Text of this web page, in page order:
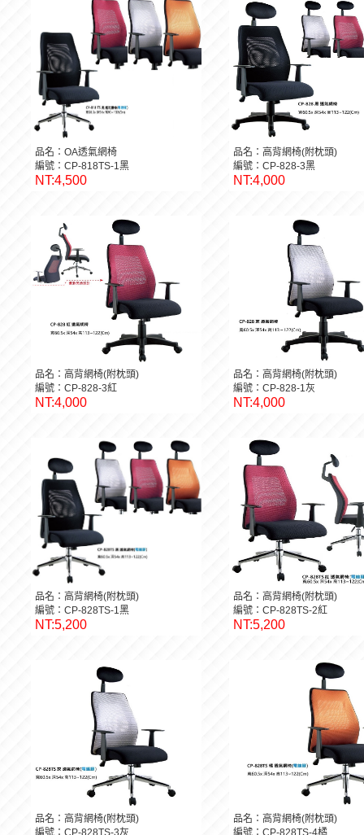
品名：OA透氣網椅
編號：CP-818TS-1黑
NT:4,500
品名：高背網椅(附枕頭)
編號：CP-828-3黑
NT:4,000
品名：高背網椅(附枕頭)
編號：CP-828-3紅
NT:4,000
品名：高背網椅(附枕頭)
編號：CP-828-1灰
NT:4,000
品名：高背網椅(附枕頭)
編號：CP-828TS-1黑
NT:5,200
品名：高背網椅(附枕頭)
編號：CP-828TS-2紅
NT:5,200
品名：高背網椅(附枕頭)
編號：CP-828TS-3灰
品名：高背網椅(附枕頭)
編號：CP-828TS-4橘